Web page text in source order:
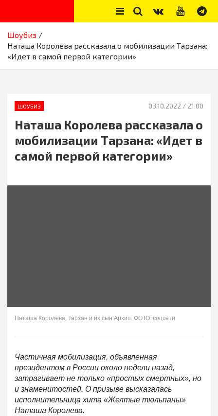
Секреты звёзд
видео из жизни звёзд
Шоубиз
Наташа Королева рассказала о мобилизации Тарзана:
«Идет в самой первой категории»
ШОУБИЗ 03.10.2022 / 21:00
Наташа Королева рассказала о
мобилизации Тарзана: «Идет в
самой первой категории»
Наташа Королева, Тарзан и их сын Архип. ФОТО: соцсети
Частичная мобилизация, объявленная
президентом в России около недели назад,
затрагивает не только «простых смертных», но
и знаменитостей. О призыве высказалась
исполнительница хита «Желтые тюльпаны»
Наташа Королева.